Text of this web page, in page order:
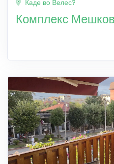
Каде во Велес?
Комплекс